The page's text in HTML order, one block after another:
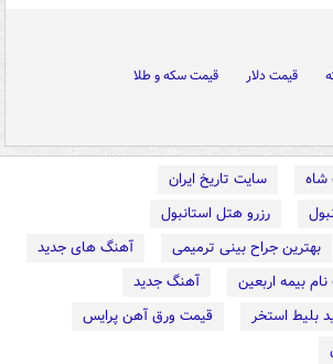
قیمت دلار
قیمت سکه و طلا
شاه
سایت تاریخ ایران
رزرو هتل استانبول
بهترین جراح بینی ترمیمی
آهنگ های جدید
بیمه اربعین
آهنگ جدید
بلیط استخر
قیمت ورق آهن پرایس